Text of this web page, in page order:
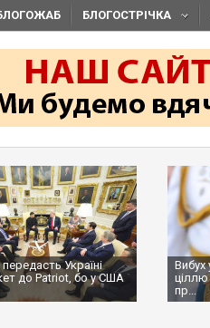
БЛОГОСТРІЧКА
Україні
до Patriot, бо у США
Вибух
ціллю
пр...